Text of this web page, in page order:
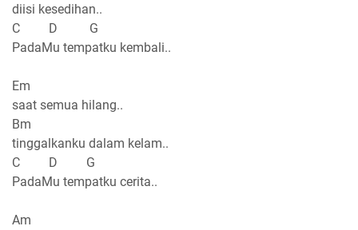
diisi kesedihan..
C D G
PadaMu tempatku kembali..
Em
saat semua hilang..
Bm
tinggalkanku dalam kelam..
C D G
PadaMu tempatku cerita..
Am